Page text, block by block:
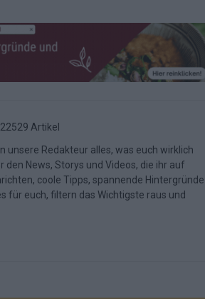
22529 Artikel
unsere Redakteur alles, was euch wirklich
News, Storys und Videos, die ihr auf
coole Tipps, spannende Hintergründe
für euch, filtern das Wichtigste raus und